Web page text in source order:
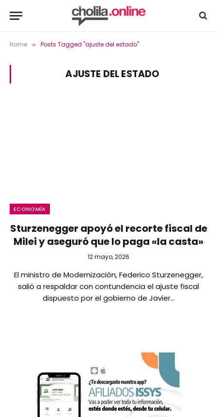
Home » Posts Tagged "ajuste del estado"
AJUSTE DEL ESTADO
ECONOMÍA
Sturzenegger apoyó el recorte fiscal de
Milei y aseguró que lo paga «la casta»
12 mayo, 2026
El ministro de Modernización, Federico Sturzenegger,
salió a respaldar con contundencia el ajuste fiscal
dispuesto por el gobierno de Javier…